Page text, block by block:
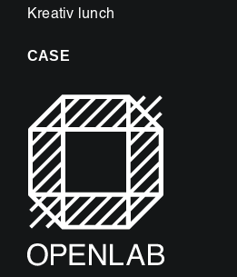
Kreativ lunch
CASE